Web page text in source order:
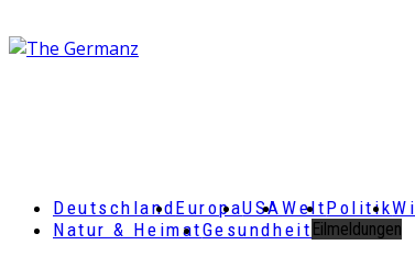
DeutschlandEuropaUSAWeltPolitik
Natur & HeimatGesundheit Eilmeldungen